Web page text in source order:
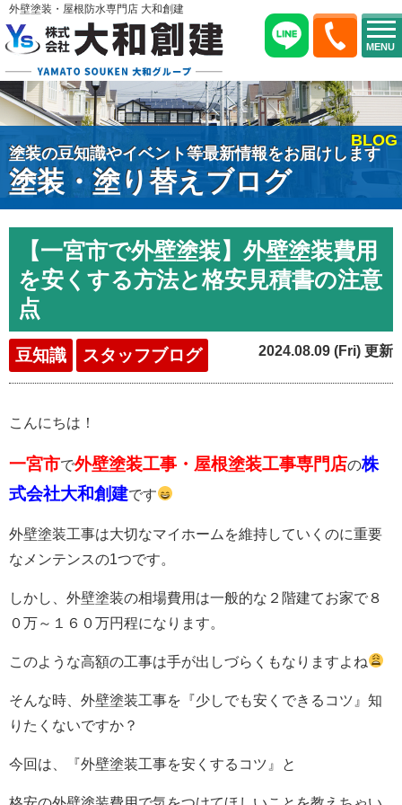
MENU
外壁塗装・屋根防水専門店 大和創建
塗装の豆知識やイベント等最新情報をお届けします
塗装・塗り替えブログ
BLOG
【一宮市で外壁塗装】外壁塗装費用
を安くする方法と格安見積書の注意
点
豆知識 スタッフブログ 2024.08.09 (Fri) 更新
こんにちは！
一宮市で外壁塗装工事・屋根塗装工事専門店の株
式会社大和創建です
外壁塗装工事は大切なマイホームを維持していくのに重要
なメンテンスの1つです。
しかし、外壁塗装の相場費用は一般的な２階建てお家で８
０万～１６０万円程になります。
このような高額の工事は手が出しづらくもなりますよね
そんな時、外壁塗装工事を『少しでも安くできるコツ』知
りたくないですか？
今回は、『外壁塗装工事を安くするコツ』と